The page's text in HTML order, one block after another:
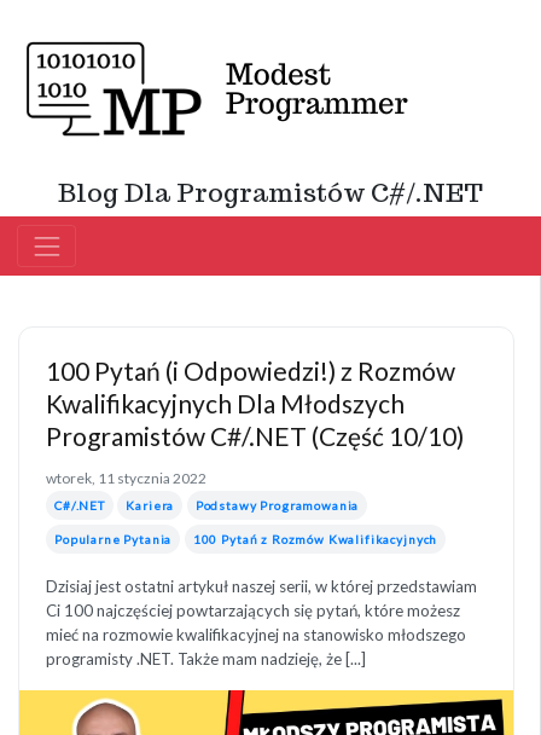
Blog Dla Programistów C#/.NET
100 Pytań (i Odpowiedzi!) z Rozmów
Kwalifikacyjnych Dla Młodszych
Programistów C#/.NET (Część 10/10)
wtorek, 11 stycznia 2022
C#/.NET Kariera Podstawy Programowania
Popularne Pytania 100 Pytań z Rozmów Kwalifikacyjnych
Dzisiaj jest ostatni artykuł naszej serii, w której przedstawiam
Ci 100 najczęściej powtarzających się pytań, które możesz
mieć na rozmowie kwalifikacyjnej na stanowisko młodszego
programisty .NET. Także mam nadzieję, że [...]